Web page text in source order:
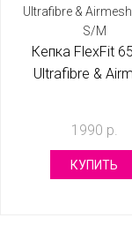
Кепка FlexFit
Ultrafibre &
1990 р.
КУПИТЬ